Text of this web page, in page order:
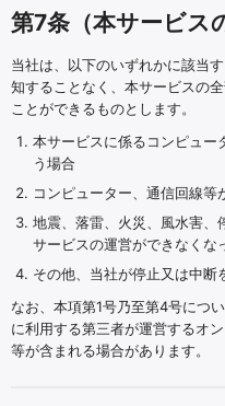
第7条（本サービス
当社は、以下のいずれかに該当
知することなく、本サービスの
ことができるものとします。
本サービスに係るコンピュー
う場合
コンピューター、通信回線
地震、落雷、火災、風水害、
サービスの運営ができなくな
その他、当社が停止又は中断
なお、本項第1号乃至第4号につ
に利用する第三者が運営するオ
等が含まれる場合があります。